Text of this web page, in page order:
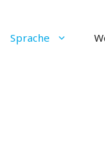
Sprache